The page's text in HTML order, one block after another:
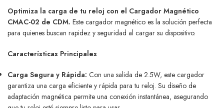
Optimiza la carga de tu reloj con el Cargador Magnético
CMAC-02 de CDM. Este cargador magnético es la solución perfecta
para quienes buscan rapidez y seguridad al cargar su dispositivo.
Características Principales
Carga Segura y Rápida: Con una salida de 2.5W, este cargador
garantiza una carga eficiente y rápida para tu reloj. Su diseño de
adaptación magnética permite una conexión instantánea, asegurando